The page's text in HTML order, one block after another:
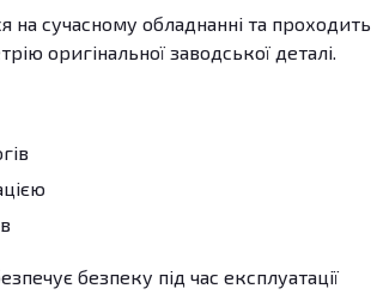
на сучасному обладнанні та проходить
оригінальної заводської деталі.
безпеку під час експлуатації